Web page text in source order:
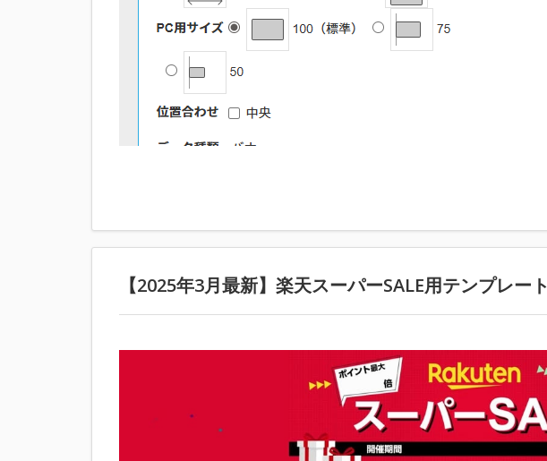
【2025年3月最新】楽天スーパーSALE用テンプレート